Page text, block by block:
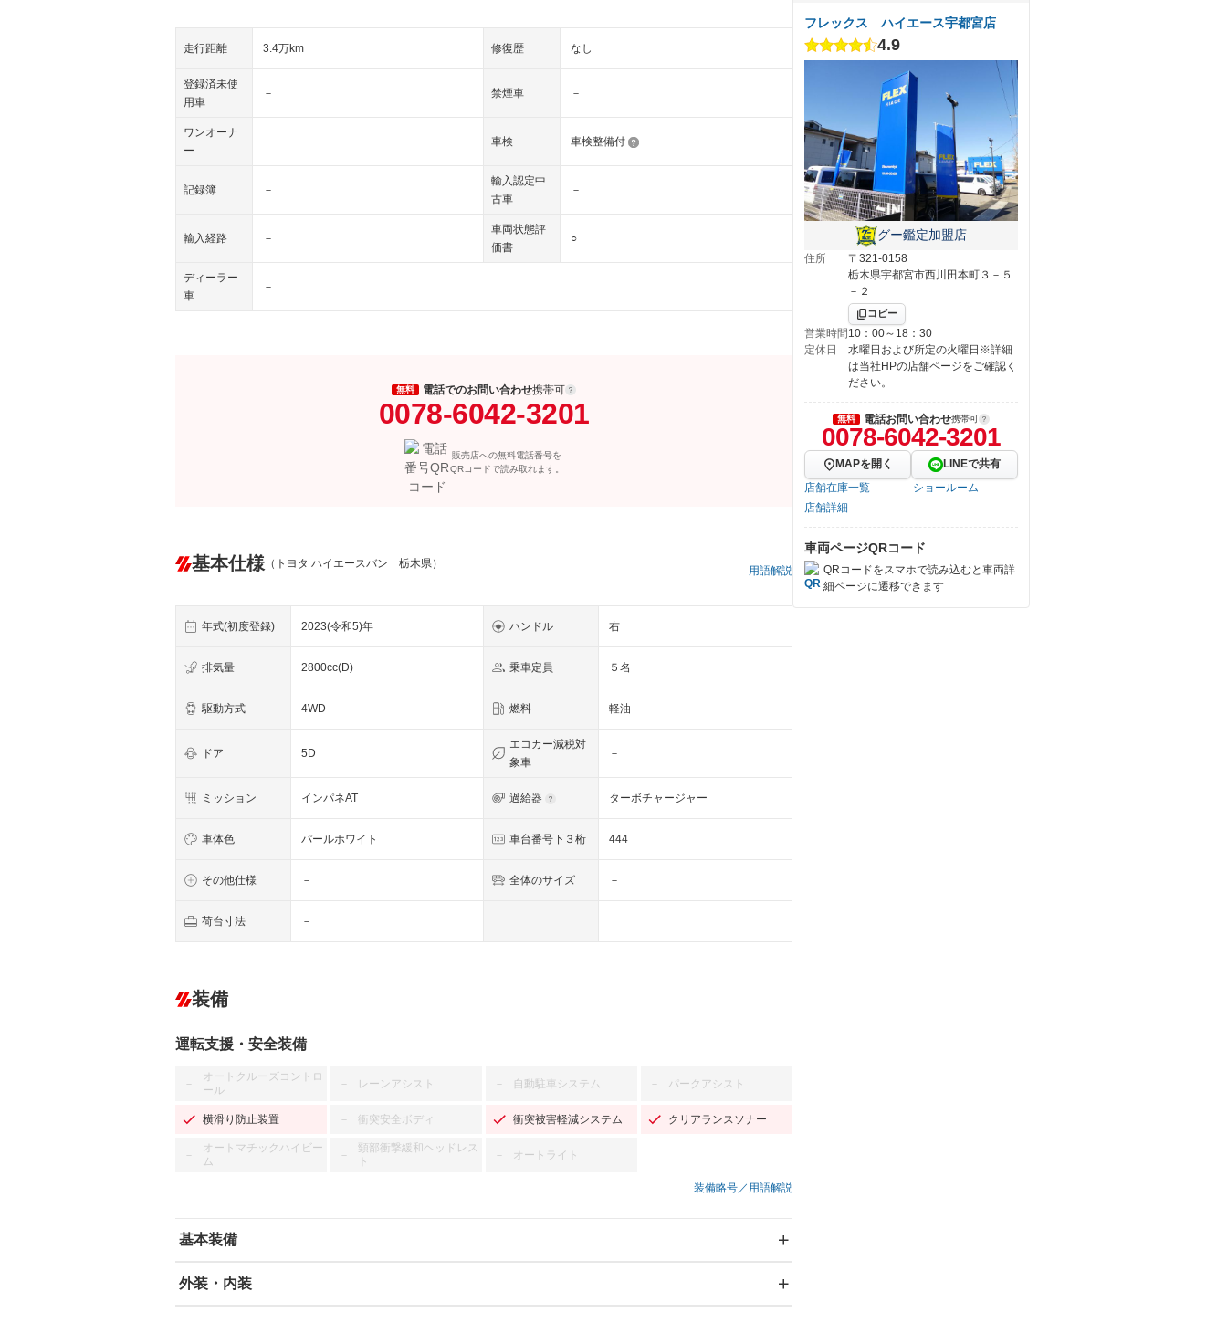
走行距離 3.4万km 修復歴 なし
登録済未使
用車
－ 禁煙車 －
ワンオーナ
ー
－ 車検 車検整備付
記録簿 －
輸入認定中
古車
－
輸入経路 －
車両状態評
価書
○
ディーラー
車
－
無料 電話でのお問い合わせ携帯可
0078-6042-3201
販売店への無料電話番号を
QRコードで読み取れます。
基本仕様 （トヨタ ハイエースバン 栃木県）
用語解説
年式(初度登録) 2023(令和5)年 ハンドル 右
排気量 2800cc(D) 乗車定員 ５名
駆動方式 4WD 燃料 軽油
ドア 5D
エコカー減税対
象車
－
ミッション インパネAT 過給器 ターボチャージャー
車体色 パールホワイト 車台番号下３桁 444
その他仕様 － 全体のサイズ －
荷台寸法 －
装備
運転支援・安全装備
－
オートクルーズコントロ
ール
－ レーンアシスト － 自動駐車システム － パークアシスト
横滑り防止装置 － 衝突安全ボディ 衝突被害軽減システム クリアランスソナー
－
オートマチックハイビー
ム
－
頸部衝撃緩和ヘッドレス
ト
－ オートライト
装備略号／用語解説
基本装備
エアバッグ：運転席/助手席
外装・内装
フレックス ハイエース宇都宮店
4.9
グー鑑定加盟店
住所
〒321-0158
栃木県宇都宮市西川田本町３－５
－２
コピー
営業時間10：00～18：30
定休日
水曜日および所定の火曜日※詳細
は当社HPの店舗ページをご確認く
ださい。
無料 電話お問い合わせ携帯可
0078-6042-3201
MAPを開く
LINEで共有
店舗在庫一覧
ショールーム
店舗詳細
車両ページQRコード
QRコードをスマホで読み込むと車両詳
細ページに遷移できます